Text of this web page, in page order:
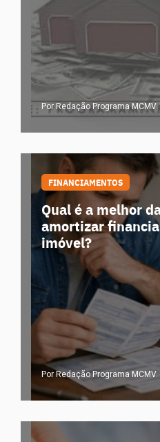
Por Redação Programa MCMV
FINANCIAMENTOS
Qual é a melhor
amortizar
imóvel?
Por Redação Programa MCMV